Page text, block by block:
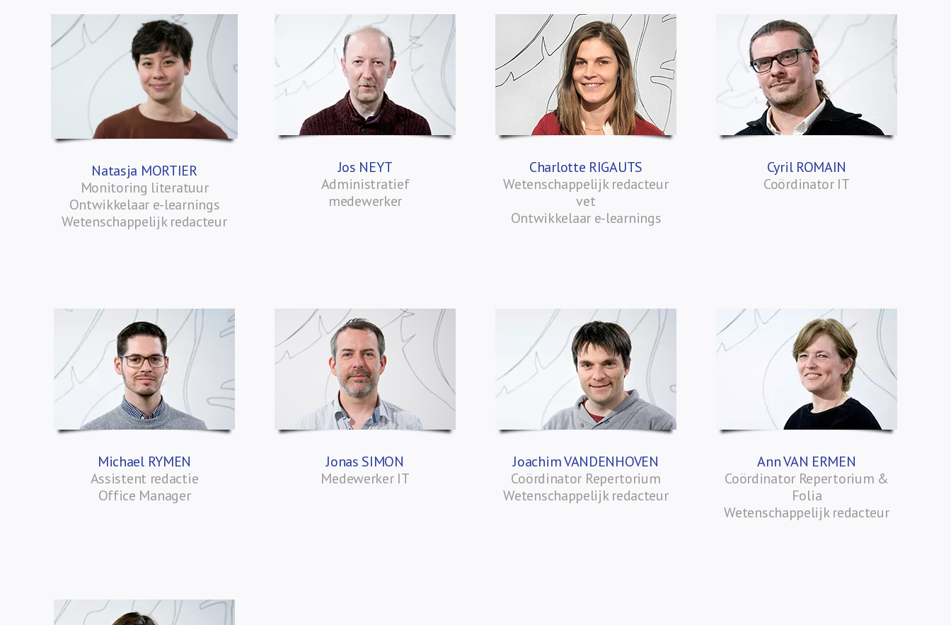
Natasja MORTIER
Monitoring literatuur
Ontwikkelaar e-learnings
Wetenschappelijk redacteur
Jos NEYT
Administratief
medewerker
Charlotte RIGAUTS
Wetenschappelijk redacteur
vet
Ontwikkelaar e-learnings
Cyril ROMAIN
Coördinator IT
Michael RYMEN
Assistent redactie
Office Manager
Jonas SIMON
Medewerker IT
Joachim VANDENHOVEN
Coördinator Repertorium
Wetenschappelijk redacteur
Ann VAN ERMEN
Coördinator Repertorium &
Folia
Wetenschappelijk redacteur